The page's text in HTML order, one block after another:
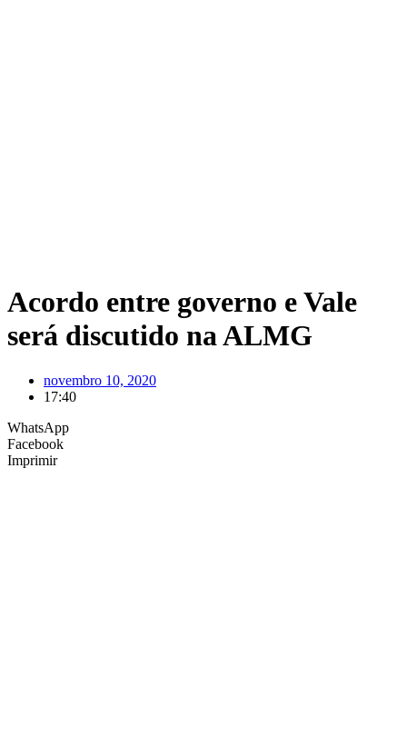
Acordo entre governo e Vale
será discutido na ALMG
novembro 10, 2020
17:40
WhatsApp
Facebook
Imprimir